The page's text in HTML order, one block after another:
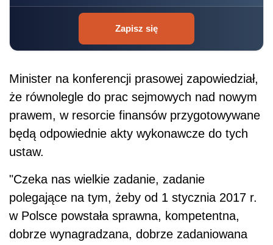
Zapisz się
Minister na konferencji prasowej zapowiedział,
że równolegle do prac sejmowych nad nowym
prawem, w resorcie finansów przygotowywane
będą odpowiednie akty wykonawcze do tych
ustaw.
"Czeka nas wielkie zadanie, zadanie
polegające na tym, żeby od 1 stycznia 2017 r.
w Polsce powstała sprawna, kompetentna,
dobrze wynagradzana, dobrze zadaniowana